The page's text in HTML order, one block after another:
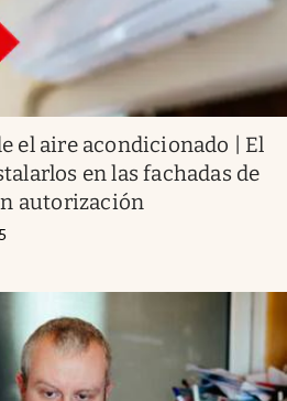
el aire acondicionado | El
en las fachadas de
autorización